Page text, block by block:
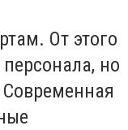
От этого
но